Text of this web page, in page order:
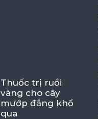
Thuốc trị ruồi
vàng cho cây
mướp đắng khổ
qua